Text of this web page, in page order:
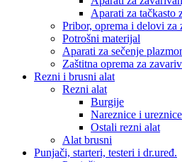
Aparati za tačkasto
Pribor, oprema i delovi za
Potrošni materijal
Aparati za sečenje
Zaštitna oprema za
Rezni i brusni alat
Rezni alat
Burgije
Nareznice i ureznice
Ostali rezni alat
Alat brusni
Punjači, starteri, testeri i dr.uređ.